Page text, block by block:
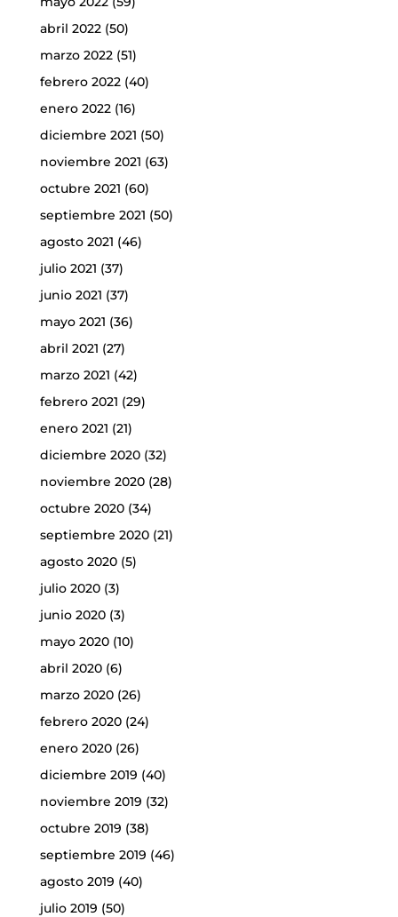
abril 2022(50)
marzo 2022(51)
febrero 2022(40)
enero 2022(16)
diciembre 2021 (50)
noviembre 2021 (63)
octubre 2021 (60)
septiembre 2021 (50)
agosto 2021 (46)
julio 2021 (37)
junio 2021 (37)
mayo 2021 (36)
abril 2021 (27)
marzo 2021 (42)
febrero 2021 (29)
enero 2021 (21)
diciembre 2020(32)
noviembre 2020(28)
octubre 2020(34)
septiembre 2020(21)
agosto 2020(5)
julio 2020(3)
junio 2020(3)
mayo 2020(10)
abril 2020(6)
marzo 2020(26)
febrero 2020(24)
enero 2020(26)
diciembre 2019 (40)
noviembre 2019 (32)
octubre 2019 (38)
septiembre 2019 (46)
agosto 2019 (40)
julio 2019 (50)